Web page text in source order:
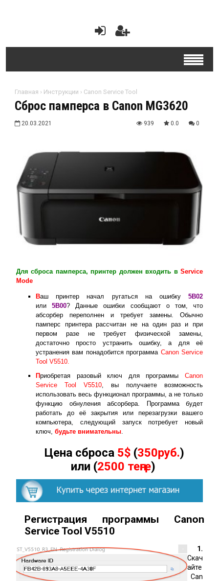
Главная › Инструкции › Canon Service Tool
Сброс памперса в Canon MG3620
20.03.2021 939 0.0 0
Для сброса памперса, принтер должен входить в Service
Mode
Ваш принтер начал ругаться на ошибку 5B02
или5B00? Данные ошибки сообщают о том, что
абсорбер переполнен и требует замены. Обычно
памперс принтера рассчитан не на один раз и при
первом разе не требует физической замены,
достаточно просто устранить ошибку, а для её
устранения вам понадобится программа Canon Service
Tool V5510.
Приобретая разовый ключ для программы Canon
Service Tool V5510 , вы получаете возможность
использовать весь функционал программы, а не только
функцию обнуления абсорбера. Программа будет
работать до её закрытия или перезагрузки вашего
компьютера, следующий запуск потребует новый
ключ, будьте внимательны
Цена сброса 5$ (350руб.)
или (2500 теңге)
Регистрация программы Canon
Service Tool V5510
1.
Скач
айте
Can